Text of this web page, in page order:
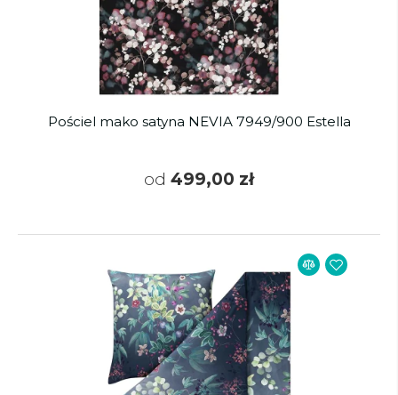
Pościel mako satyna NEVIA 7949/900 Estella
od 499,00 zł